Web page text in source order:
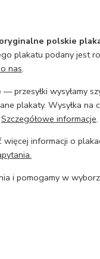
polskie
plakatu podany jest
nas.
— przesyłki wysyłamy
plakaty. Wysyłka na
Szczegółowe informacje.
więcej informacji o
i pomogamy w